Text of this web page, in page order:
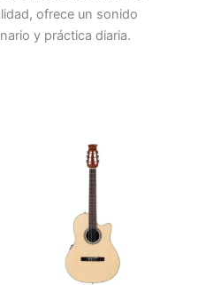
ofrece un sonido
y práctica diaria.